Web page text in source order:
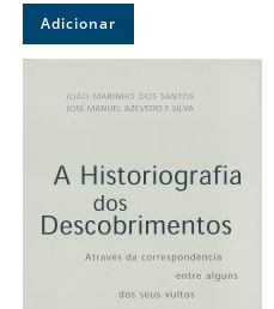
Adicionar